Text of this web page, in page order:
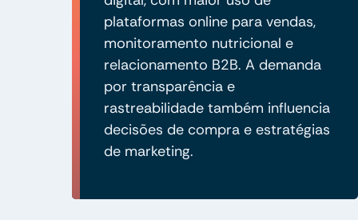
plataformas online para vendas,
monitoramento nutricional e
relacionamento B2B. A demanda
por transparência e
rastreabilidade também influencia
decisões de compra e estratégias
de marketing.